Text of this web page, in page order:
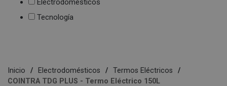
Electrodomésticos
Tecnología
Inicio Electrodomésticos
Termos Eléctricos
COINTRA TDG PLUS - Termo Eléctrico 150L